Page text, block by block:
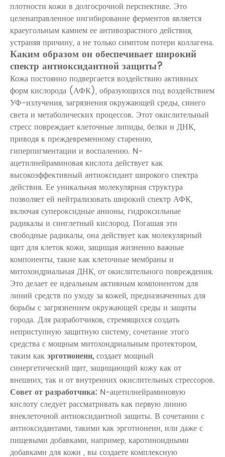
плотности кожи в долгосрочной перспективе. Это
целенаправленное ингибирование ферментов является
краеугольным камнем ее антивозрастного действия,
устраняя причину, а не только симптом потери коллагена.
Каким образом он обеспечивает широкий
спектр антиоксидантной защиты?
Кожа постоянно подвергается воздействию активных
форм кислорода (АФК), образующихся под воздействием
УФ-излучения, загрязнения окружающей среды, синего
света и метаболических процессов. Этот окислительный
стресс повреждает клеточные липиды, белки и ДНК,
приводя к преждевременному старению,
гиперпигментации и воспалению. N-
ацетилнейраминовая кислотадействует как
высокоэффективный антиоксидант широкого спектра
действия. Ее уникальная молекулярная структура
позволяет ей нейтрализовать широкий спектр АФК,
включая супероксидные анионы, гидроксильные
радикалы и синглетный кислород. Погашая эти
свободные радикалы, она действует как молекулярный
щит для клеток кожи, защищая жизненно важные
компоненты, такие как клеточные мембраны и
митохондриальная ДНК, от окислительного повреждения.
Это делает ее идеальным активным компонентом для
линий средств по уходу за кожей, предназначенных для
борьбы с загрязнением окружающей среды и защиты
города. Для разработчиков, стремящихся создать
неприступную защитную систему, сочетание этого
средства с мощным митохондриальным протектором,
таким какэрготионеин,создает мощный
синергетический щит, защищающий кожу как от
внешних, так и от внутренних окислительных стрессоров.
Совет от разработчика: N-ацетилнейраминовую
кислотуследует рассматривать как первую линию
внеклеточной антиоксидантной защиты. В сочетании с
антиоксидантами, такими как эрготионеин, или даже с
пищевыми добавками, например,каротиноидными
добавками для кожи , вы создаете комплексную